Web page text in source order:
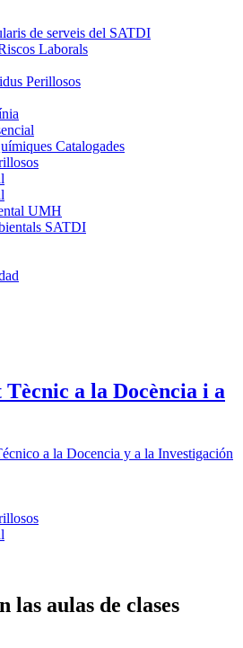
de serveis del SATDI
Laborals
Perillosos
Catalogades
UMH
SATDI
a la Docència i a
a la Docencia y a la Investigación
las aulas de clases